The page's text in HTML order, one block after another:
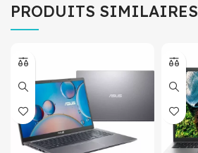
PRODUITS SIMILAIRES